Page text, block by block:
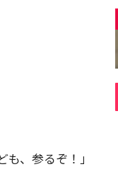
、参るぞ！」